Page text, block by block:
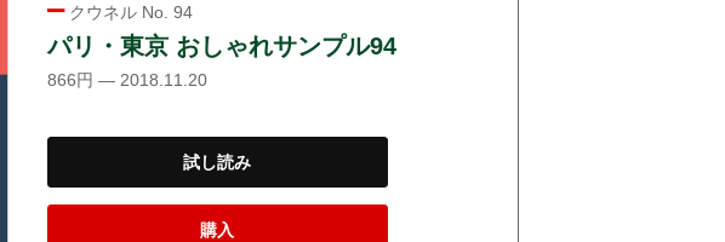
クウネル No. 94
パリ・東京 おしゃれサンプル94
866円 — 2018.11.20
試し読み
購入